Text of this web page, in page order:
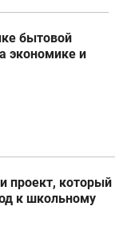
бытовой
экономике и
проект, который
к школьному